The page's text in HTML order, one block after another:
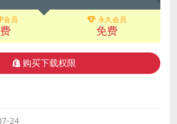
会员 永久会员
免费
购买下载权限
24